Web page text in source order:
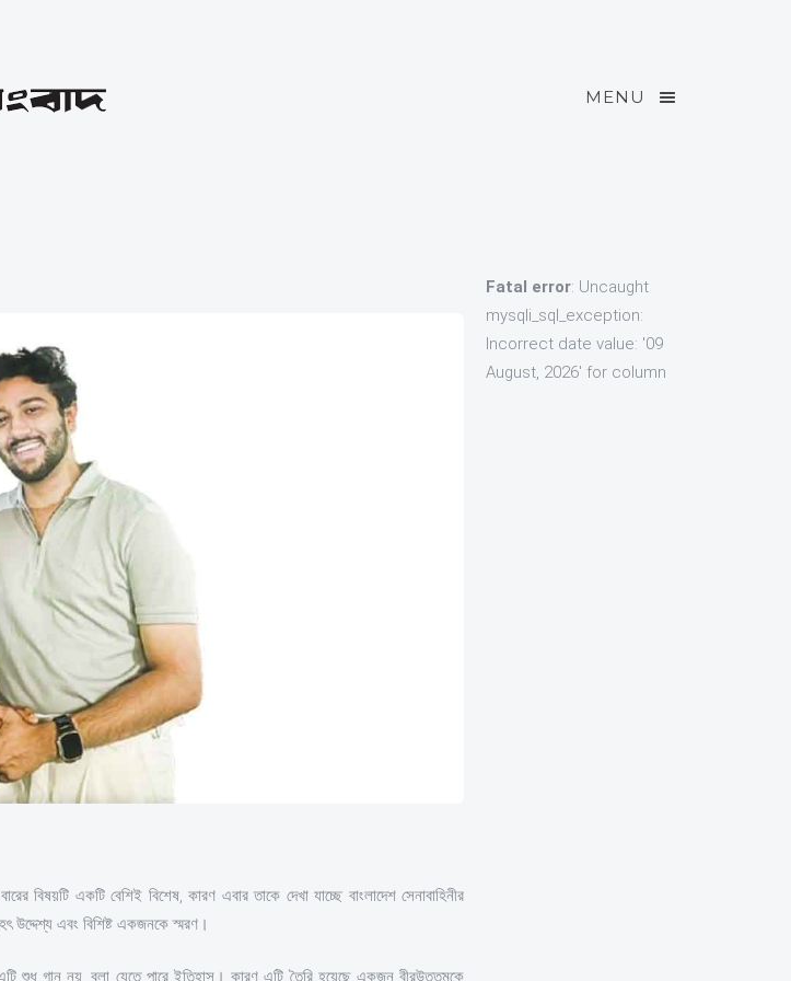
MENU
একটি বেশিই বিশেষ, কারণ এবার তাকে দেখা যাচ্ছে বাংলাদেশ সেনাবাহিনীর
উদ্দেশ্য এবং বিশিষ্ট একজনকে স্মরণ।
Fatal error: Uncaught
mysqli_sql_exception:
Incorrect date value: '09
August, 2026' for column